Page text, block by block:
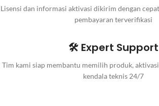
Lisensi dan informasi aktivasi dikirim dengan
pembayaran terverifikasi
🛠️ Expert Support
Tim kami siap membantu memilih produk,
kendala teknis 24/7